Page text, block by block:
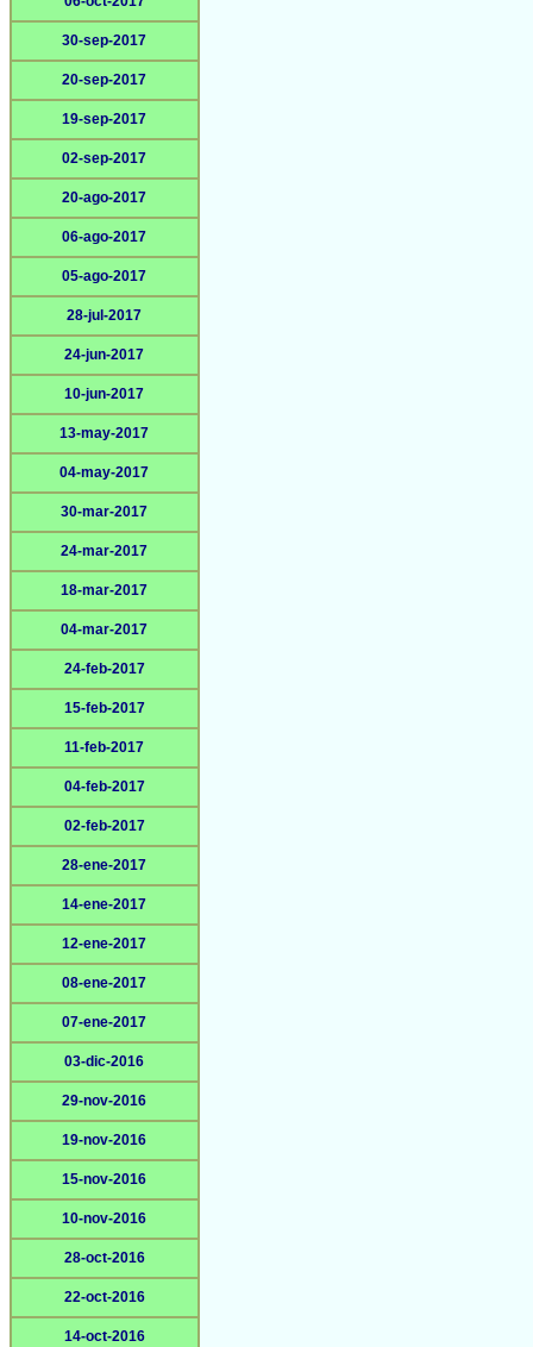
30-sep-2017
20-sep-2017
19-sep-2017
02-sep-2017
20-ago-2017
06-ago-2017
05-ago-2017
28-jul-2017
24-jun-2017
10-jun-2017
13-may-2017
04-may-2017
30-mar-2017
24-mar-2017
18-mar-2017
04-mar-2017
24-feb-2017
15-feb-2017
11-feb-2017
04-feb-2017
02-feb-2017
28-ene-2017
14-ene-2017
12-ene-2017
08-ene-2017
07-ene-2017
03-dic-2016
29-nov-2016
19-nov-2016
15-nov-2016
10-nov-2016
28-oct-2016
22-oct-2016
14-oct-2016